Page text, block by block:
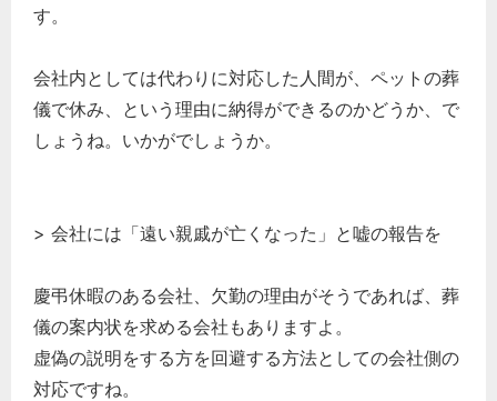
す。
会社内としては代わりに対応した人間が、ペットの葬
儀で休み、という理由に納得ができるのかどうか、で
しょうね。いかがでしょうか。
> 会社には「遠い親戚が亡くなった」と嘘の報告を
慶弔休暇のある会社、欠勤の理由がそうであれば、葬
儀の案内状を求める会社もありますよ。
虚偽の説明をする方を回避する方法としての会社側の
対応ですね。